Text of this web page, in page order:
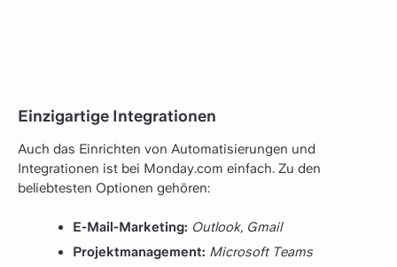
Einzigartige Integrationen
Auch das Einrichten von Automatisierungen und
Integrationen ist bei Monday.com einfach. Zu den
beliebtesten Optionen gehören:
E-Mail-Marketing: Outlook, Gmail
Projektmanagement: Microsoft Teams